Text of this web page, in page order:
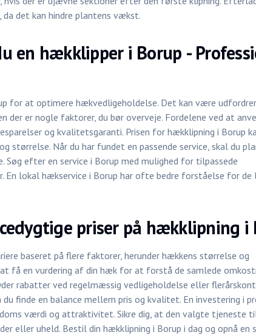
det kan hindre plantens vækst.
en hækklipper i Borup -
for at optimere hækvedligeholdelse. Det kan være
der er nogle faktorer, du bør overveje. Fordelene ved at
og kvalitetsgaranti. Prisen for hækklipning i Borup
størrelse. Når du har fundet en passende service, skal du
Søg efter en service i Borup med mulighed for tilpassede
En lokal hækservice i Borup har ofte bedre forståelse for de
priser på hækklipning i
baseret på flere faktorer, herunder hækkens størrelse og
få en vurdering af din hæk for at forstå de samlede
rabatter ved regelmæssig vedligeholdelse eller
finde en balance mellem pris og kvalitet. En investering i
værdi og attraktivitet. Sikre dig, at den valgte tjeneste
eller uheld. Bestil din hækklipning i Borup i dag og opnå en